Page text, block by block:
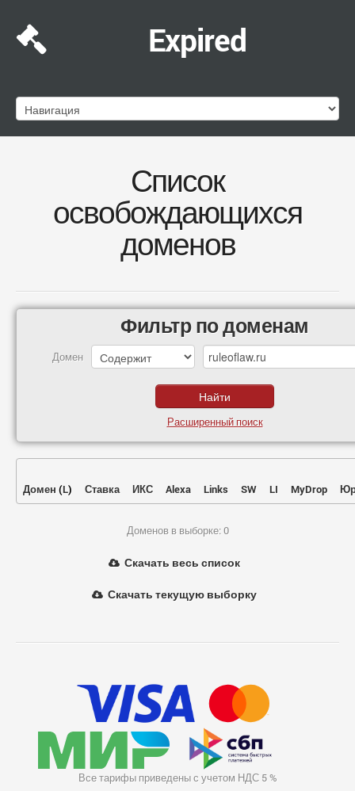
Expired
Список
освобождающихся
доменов
Фильтр по доменам
Домен
Расширенный поиск
Домен (L) Ставка ИКС Alexa Links SW LI MyDrop
Доменов в выборке: 0
Скачать весь список
Скачать текущую выборку
Все тарифы приведены с учетом НДС 5 %